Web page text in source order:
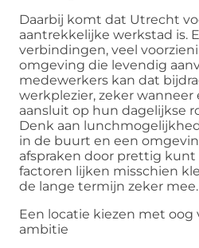
Daarbij komt dat Utrecht
aantrekkelijke werkstad is.
verbindingen, veel
omgeving die levendig
medewerkers kan dat
werkplezier, zeker
aansluit op hun dagelijkse
Denk aan
in de buurt en een
afspraken door prettig kunt
factoren lijken misschien
de lange termijn zeker mee.
Een locatie kiezen met oog
ambitie